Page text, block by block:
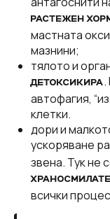
РАСТЕЖЕН
мастната
мазнини;
тялото и
ДЕТОКСИКИРА.
автофагия,
клетки.
дори и
ускоряване
звена. Тук не
всички